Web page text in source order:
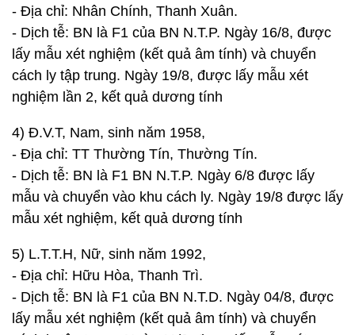
- Địa chỉ: Nhân Chính, Thanh Xuân.
- Dịch tễ: BN là F1 của BN N.T.P. Ngày 16/8, được
lấy mẫu xét nghiệm (kết quả âm tính) và chuyển
cách ly tập trung. Ngày 19/8, được lấy mẫu xét
nghiệm lần 2, kết quả dương tính
4) Đ.V.T, Nam, sinh năm 1958,
- Địa chỉ: TT Thường Tín, Thường Tín.
- Dịch tễ: BN là F1 BN N.T.P. Ngày 6/8 được lấy
mẫu và chuyển vào khu cách ly. Ngày 19/8 được lấy
mẫu xét nghiệm, kết quả dương tính
5) L.T.T.H, Nữ, sinh năm 1992,
- Địa chỉ: Hữu Hòa, Thanh Trì.
- Dịch tễ: BN là F1 của BN N.T.D. Ngày 04/8, được
lấy mẫu xét nghiệm (kết quả âm tính) và chuyển